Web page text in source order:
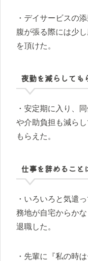
・デイサービスの
腹が張る際には少
を頂けた。
夜勤を減らしても
・安定期に入り、
や介助負担も減ら
もらえた。
仕事を辞めること
・いろいろと気遣
務地が自宅からか
退職した。
・先輩に『私の時